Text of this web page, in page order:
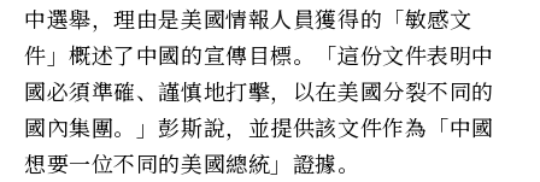
中選舉，理由是美國情報人員獲得的「敏感文
件」概述了中國的宣傳目標。「這份文件表明中
國必須準確、謹慎地打擊，以在美國分裂不同的
國內集團。」彭斯說，並提供該文件作為「中國
想要一位不同的美國總統」證據。